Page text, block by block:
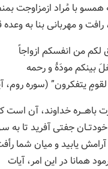
همسو با مُراد ازمزاوجت
رافت و مهربانی بنا به
لکم من انفسکم ازواجاً
بینکم مودَۀ و رحمه
یتفکرون” (سوره روم، آیه
باهـــره خداوند، آن است
جفتی آفرید تا به
آرامش یابید و میان شما
همانا در این امر، آیات